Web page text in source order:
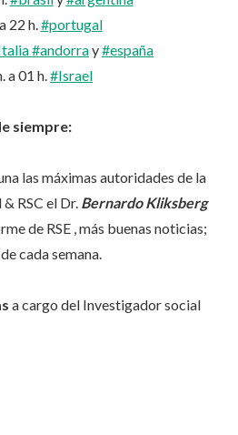
22 h.#portugal
#andorray#españa
a 01 h.#Israel
siempre:
las máximas autoridades de la
RSC el Dr. Bernardo Kliksberg
de RSE , más buenas noticias;
cada semana.
a cargo del Investigador social